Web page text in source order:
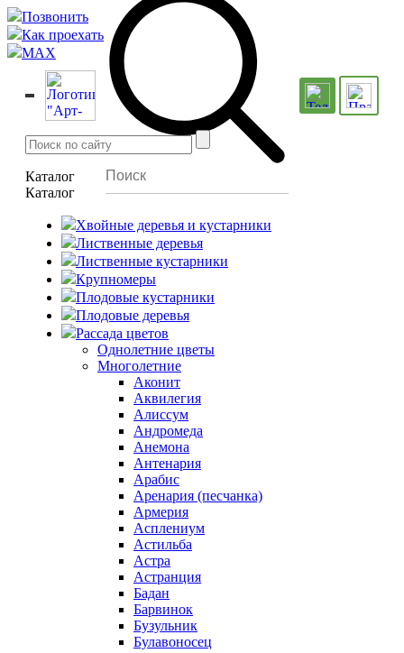
Позвонить
Как проехать
MAX
Каталог
Каталог
Хвойные деревья и кустарники
Лиственные деревья
Лиственные кустарники
Крупномеры
Плодовые кустарники
Плодовые деревья
Рассада цветов
Однолетние цветы
Многолетние
Аконит
Аквилегия
Алиссум
Андромеда
Анемона
Антенария
Арабис
Аренария (песчанка)
Армерия
Асплениум
Астильба
Астра
Астранция
Бадан
Барвинок
Бузульник
Булавоносец